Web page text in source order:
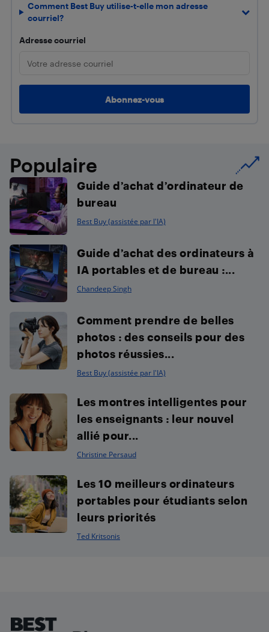
Comment Best Buy utilise-t-elle mon adresse
courriel?
Adresse courriel
Populaire
Guide d’achat d’ordinateur de
bureau
Best Buy (assistée par l'IA)
Guide d’achat des ordinateurs à
IA portables et de bureau :...
Chandeep Singh
Comment prendre de belles
photos : des conseils pour des
photos réussies...
Best Buy (assistée par l'IA)
Les montres intelligentes pour
les enseignants : leur nouvel
allié pour...
Christine Persaud
Les 10 meilleurs ordinateurs
portables pour étudiants selon
leurs priorités
Ted Kritsonis